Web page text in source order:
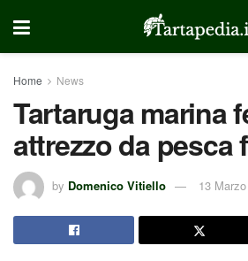
Home News
Tartaruga marina
attrezzo da pesca
by Domenico Vitiello 13